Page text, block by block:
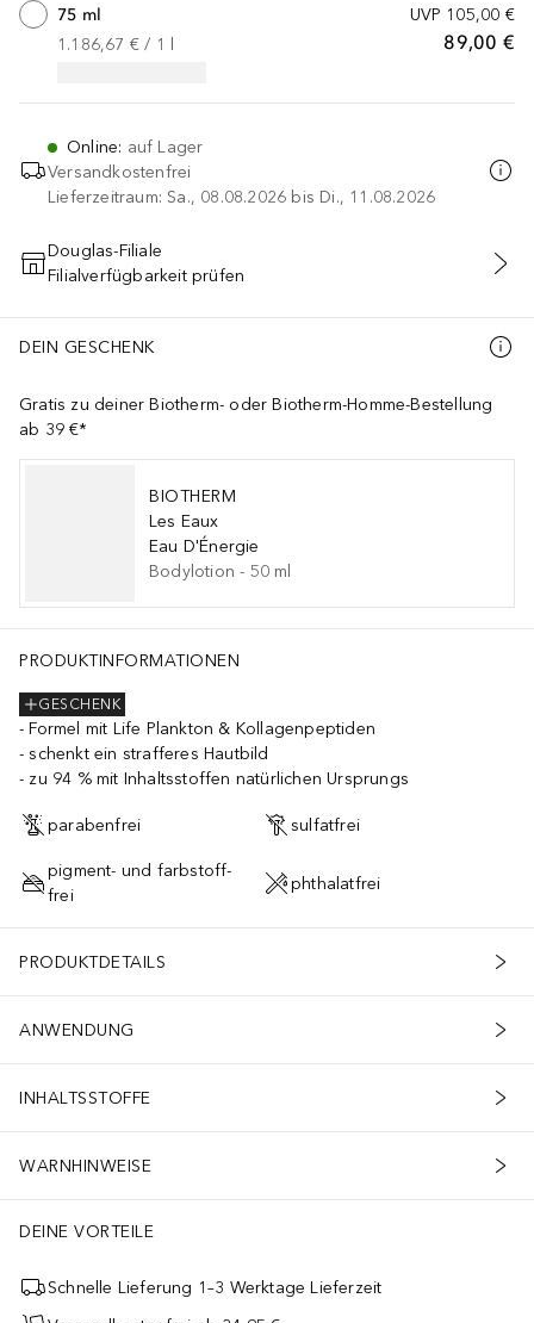
UVP 105,00 €
89,00 €
75 ml
1.186,67 € / 1
Online: auf Lager
Versandkostenfrei
Lieferzeitraum: Sa., 08.08.2026 bis Di., 11.08.2026
IN DEN WARENKORB
Douglas-Filiale
Filialverfügbarkeit prüfen
DEIN GESCHENK
Gratis zu deiner Biotherm- oder Biotherm-Homme-Bestellung
ab 39 €*
BIOTHERM
Les Eaux
Eau D'Énergie
Bodylotion - 50 ml
PRODUKTINFORMATIONEN
GESCHENK
Formel mit Life Plankton & Kollagenpeptiden
schenkt ein strafferes Hautbild
zu 94 % mit Inhaltsstoffen natürlichen Ursprungs
parabenfrei sulfatfrei
pigment- und farbstoff-
frei
phthalatfrei
PRODUKTDETAILS
ANWENDUNG
INHALTSSTOFFE
WARNHINWEISE
DEINE VORTEILE
Schnelle Lieferung 1–3 Werktage Lieferzeit